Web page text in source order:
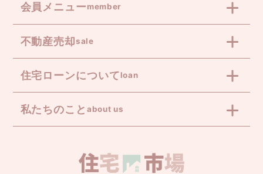
会員メニューmember
不動産売却sale
住宅ローンについてloan
私たちのこと about us